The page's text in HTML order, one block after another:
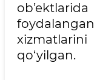
qo‘yilgan.